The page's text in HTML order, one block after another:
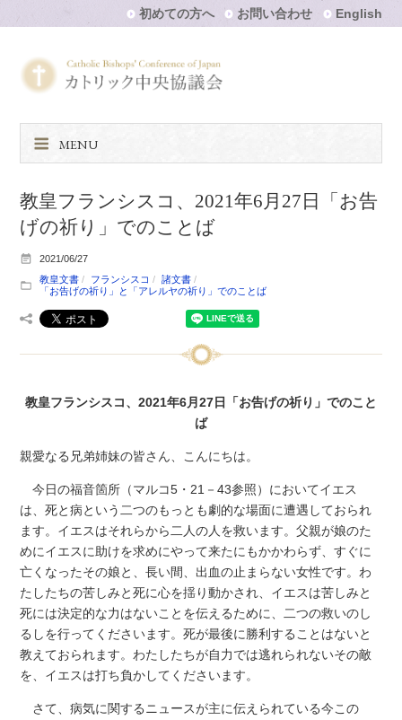
初めての方へ お問い合わせ English
MENU
教皇フランシスコ、2021年6月27日「お告
げの祈り」でのことば
2021/06/27
教皇文書
フランシスコ
諸文書
「お告げの祈り」と「アレルヤの祈り」でのことば
教皇フランシスコ、2021年6月27日「お告げの祈り」でのこと
ば
親愛なる兄弟姉妹の皆さん、こんにちは。
今日の福音箇所（マルコ5・21－43参照）においてイエス
は、死と病という二つのもっとも劇的な場面に遭遇しておられ
ます。イエスはそれらから二人の人を救います。父親が娘のた
めにイエスに助けを求めにやって来たにもかかわらず、すぐに
亡くなったその娘と、長い間、出血の止まらない女性です。わ
たしたちの苦しみと死に心を揺り動かされ、イエスは苦しみと
死には決定的な力はないことを伝えるために、二つの救いのし
るしを行ってくださいます。死が最後に勝利することはないと
教えておられます。わたしたちが自力では逃れられないその敵
を、イエスは打ち負かしてくださいます。
さて、病気に関するニュースが主に伝えられている今この